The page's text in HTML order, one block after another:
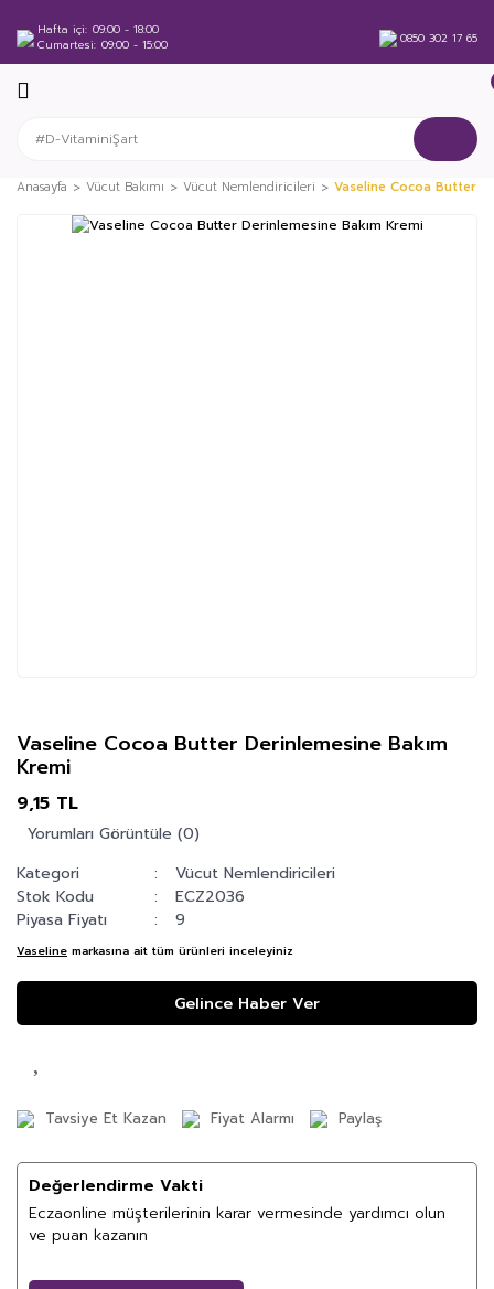
Hafta içi 09:00 - 18:00
Cumartesi 09:00 - 15:00 0850 302 17 65
Anasayfa Vücut Bakımı Vücut Nemlendiricileri Vaseline Cocoa Butter
Vaseline Cocoa Butter Derinlemesine Bakım
Kremi
9,15 TL
Yorumları Görüntüle (0)
Kategori
Vücut Nemlendiricileri
Stok Kodu
ECZ2036
Piyasa Fiyatı
9
Vaseline markasına ait tüm ürünleri inceleyiniz
Gelince Haber Ver
Tavsiye Et Kazan Fiyat Alarmı Paylaş
Değerlendirme Vakti
Eczaonline müşterilerinin karar vermesinde yardımcı olun
ve puan kazanın